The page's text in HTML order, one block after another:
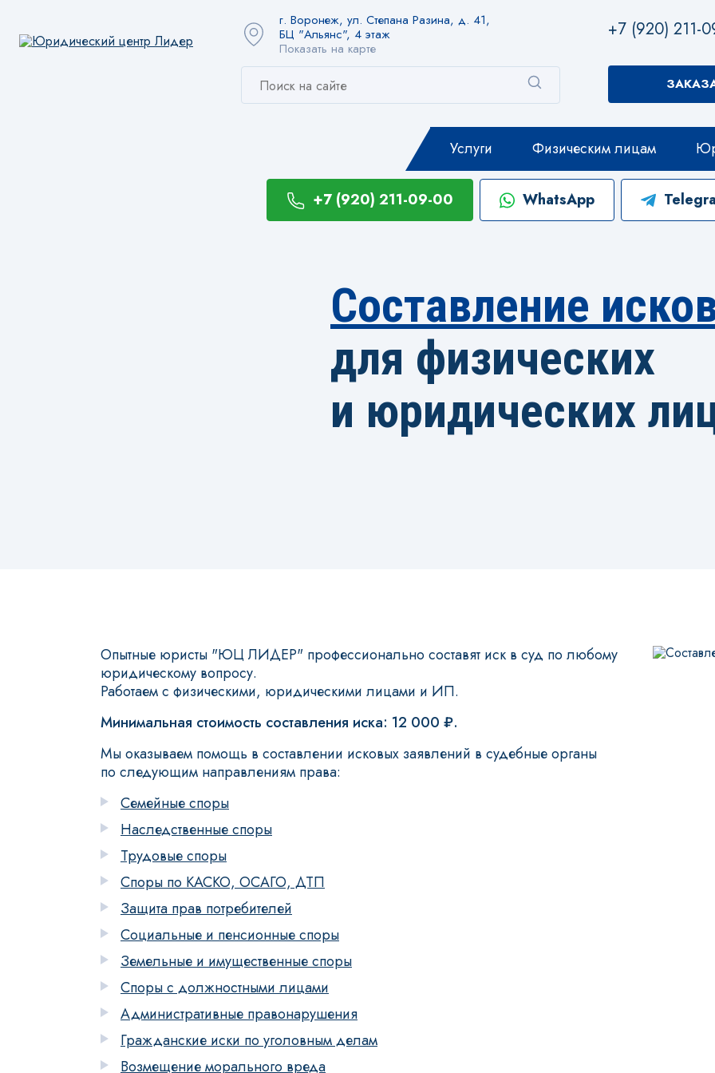
г. Воронеж, ул. Степана Разина, д. 41,
БЦ "Альянс", 4 этаж
Показать на карте
+7 (920) 211-
Услуги Физическим лицам
+7 (920) 211-09-00 WhatsApp
Составление
для физических
и юридических
Опытные юристы "ЮЦ ЛИДЕР" профессионально составят иск в суд по любому
юридическому вопросу.
Работаем с физическими, юридическими лицами и ИП.
Минимальная стоимость составления иска: 12 000 ₽.
Мы оказываем помощь в составлении исковых заявлений в судебные органы
по следующим направлениям права:
Семейные споры
Наследственные споры
Трудовые споры
Споры по КАСКО, ОСАГО, ДТП
Защита прав потребителей
Социальные и пенсионные споры
Земельные и имущественные споры
Споры с должностными лицами
Административные правонарушения
Гражданские иски по уголовным делам
Возмещение морального вреда